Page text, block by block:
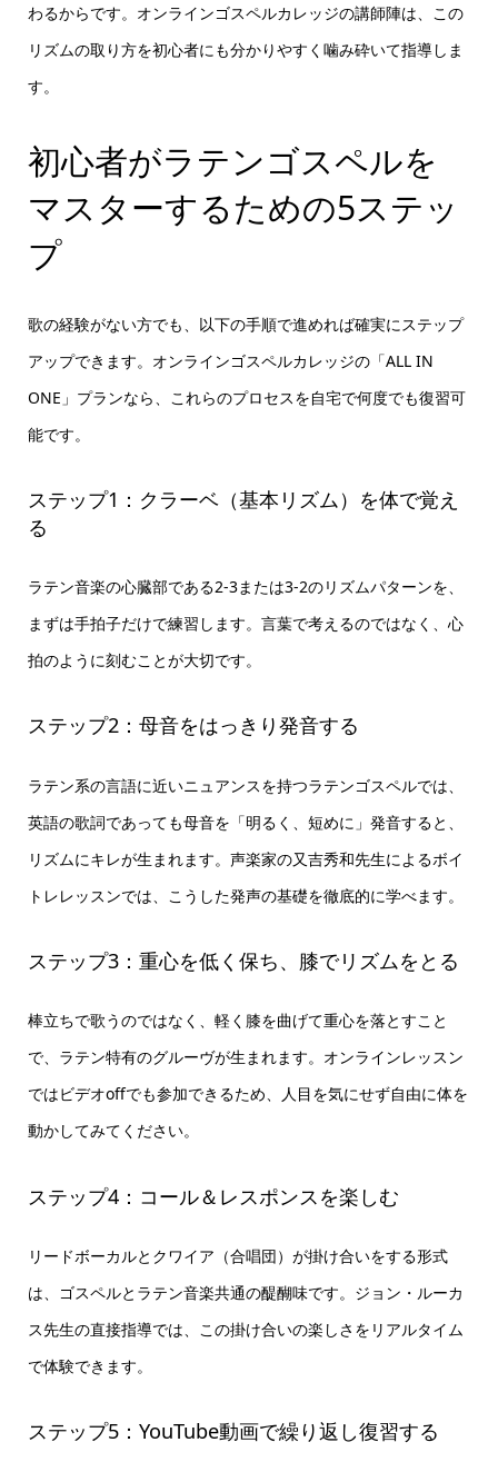
わるからです。オンラインゴスペルカレッジの講師陣は、この
リズムの取り方を初心者にも分かりやすく噛み砕いて指導しま
す。
初心者がラテンゴスペルを
マスターするための5ステッ
プ
歌の経験がない方でも、以下の手順で進めれば確実にステップ
アップできます。オンラインゴスペルカレッジの「ALL IN
ONE」プランなら、これらのプロセスを自宅で何度でも復習可
能です。
ステップ1：クラーベ（基本リズム）を体で覚え
る
ラテン音楽の心臓部である2-3または3-2のリズムパターンを、
まずは手拍子だけで練習します。言葉で考えるのではなく、心
拍のように刻むことが大切です。
ステップ2：母音をはっきり発音する
ラテン系の言語に近いニュアンスを持つラテンゴスペルでは、
英語の歌詞であっても母音を「明るく、短めに」発音すると、
リズムにキレが生まれます。声楽家の又吉秀和先生によるボイ
トレレッスンでは、こうした発声の基礎を徹底的に学べます。
ステップ3：重心を低く保ち、膝でリズムをとる
棒立ちで歌うのではなく、軽く膝を曲げて重心を落とすこと
で、ラテン特有のグルーヴが生まれます。オンラインレッスン
ではビデオoffでも参加できるため、人目を気にせず自由に体を
動かしてみてください。
ステップ4：コール＆レスポンスを楽しむ
リードボーカルとクワイア（合唱団）が掛け合いをする形式
は、ゴスペルとラテン音楽共通の醍醐味です。ジョン・ルーカ
ス先生の直接指導では、この掛け合いの楽しさをリアルタイム
で体験できます。
ステップ5：YouTube動画で繰り返し復習する